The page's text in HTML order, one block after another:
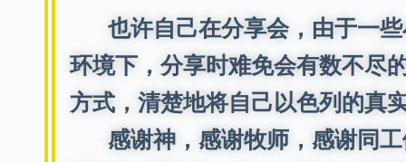
也许自己在分享会，由于一些
环境下，分享时难免会有数不尽
方式，清楚地将自己以色列的真
感谢神，感谢牧师，感谢同工